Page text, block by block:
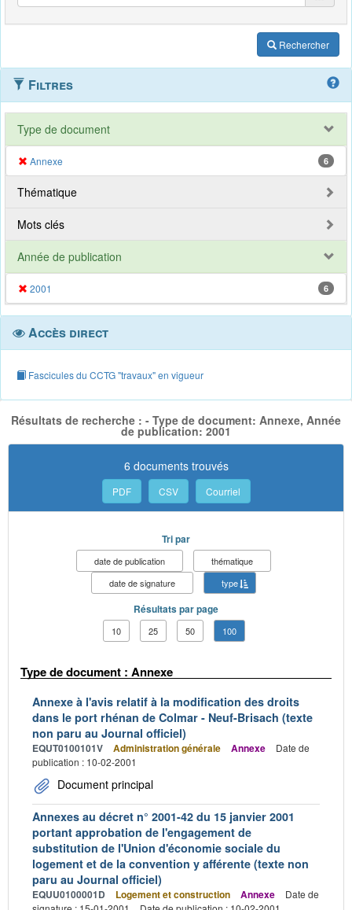
Rechercher
Filtres
Type de document
Annexe 6
Thématique
Mots clés
Année de publication
2001 6
Accès direct
Fascicules du CCTG "travaux" en vigueur
Résultats de recherche : - Type de document: Annexe, Année
de publication: 2001
6 documents trouvés
PDF CSV Courriel
Tri par
date de publication
thématique
date de signature
type
Résultats par page
10 25 50 100
Type de document : Annexe
Annexe à l'avis relatif à la modification des droits
dans le port rhénan de Colmar - Neuf-Brisach (texte
non paru au Journal officiel)
EQUT0100101V Administration générale Annexe
Date de
publication : 10-02-2001
Document principal
Annexes au décret n° 2001-42 du 15 janvier 2001
portant approbation de l'engagement de
substitution de l'Union d'économie sociale du
logement et de la convention y afférente (texte non
paru au Journal officiel)
EQUU0100001D Logement et construction Annexe
Date de